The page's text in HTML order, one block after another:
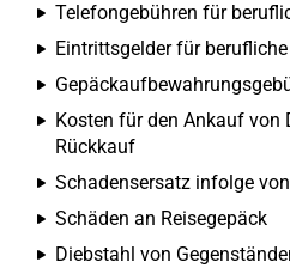
Telefongebühren für
Eintrittsgelder für
Kosten für den Ankauf von
Rückkauf
Schadensersatz infolge
Schäden an Reisegepäck
Diebstahl von